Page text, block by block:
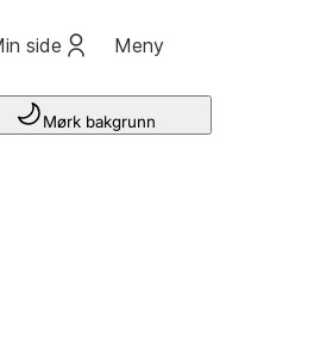
side Meny
Mørk bakgrunn